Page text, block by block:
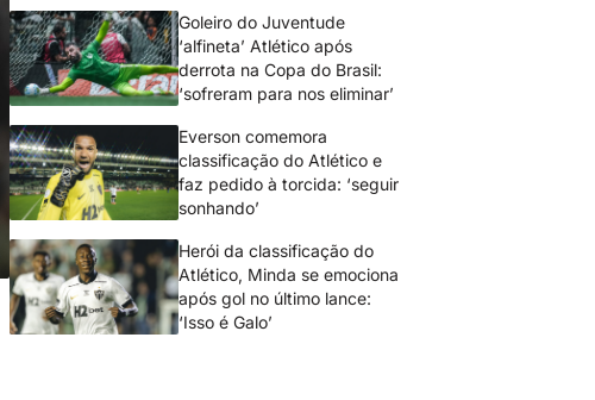
Goleiro do Juventude
‘alfineta’ Atlético após
derrota na Copa do Brasil:
‘sofreram para nos eliminar’
Everson comemora
classificação do Atlético e
faz pedido à torcida: ‘seguir
sonhando’
Herói da classificação do
Atlético, Minda se emociona
após gol no último lance:
‘Isso é Galo’